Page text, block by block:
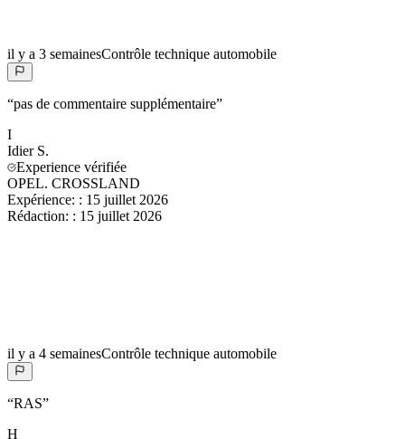
il y a 3 semainesContrôle technique automobile
“pas de commentaire supplémentaire”
I
Idier S.
Experience vérifiée
OPEL. CROSSLAND
Expérience: : 15 juillet 2026
Rédaction: : 15 juillet 2026
il y a 4 semainesContrôle technique automobile
“RAS”
H